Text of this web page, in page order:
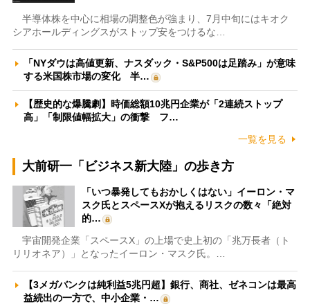
半導体株を中心に相場の調整色が強まり、7月中旬にはキオク
シアホールディングスがストップ安をつけるな…
「NYダウは高値更新、ナスダック・S&P500は足踏み」が意味
する米国株市場の変化 半…
【歴史的な爆騰劇】時価総額10兆円企業が「2連続ストップ
高」「制限値幅拡大」の衝撃 フ…
一覧を見る
大前研一「ビジネス新大陸」の歩き方
「いつ暴発してもおかしくはない」イーロン・マ
スク氏とスペースXが抱えるリスクの数々「絶対
的…
宇宙開発企業「スペースX」の上場で史上初の「兆万長者（ト
リリオネア）」となったイーロン・マスク氏。…
【3メガバンクは純利益5兆円超】銀行、商社、ゼネコンは最高
益続出の一方で、中小企業・…